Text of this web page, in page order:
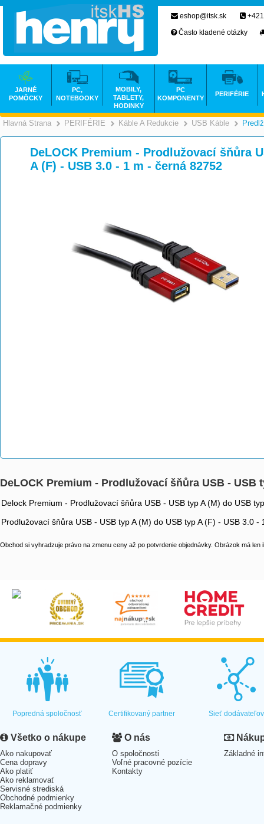
Hlavná Strana >
PERIFÉRIE >
Káble A Redukcie >
USB Káble
DeLOCK Premium - Prodlužovací šňůra
A (F) - USB 3.0 - 1 m - černá 82752
DeLOCK Premium - Prodlužovací šňůra USB - USB
Delock Premium - Prodlužovací šňůra USB - USB typ A (M) do USB
Prodlužovací šňůra USB - USB typ A (M) do USB typ A (F) - USB 3.0 -
Obchod si vyhradzuje právo na zmenu ceny až po potvrdenie objednávky. Obrázok má len
eshop@itsk.sk
Často kladené otázky
JARNÉ
POMÔCKY
PC,
NOTEBOOKY
MOBILY,
TABLETY,
HODINKY
PC
KOMPONENTY
PERIFÉRIE
Popredná spoločnosť Certifikovaný partner Sieť dodávateľov
Všetko o nákupe
Ako nakupovať
Cena dopravy
Ako platiť
Ako reklamovať
Servisné strediská
Obchodné podmienky
Reklamačné podmienky
O nás
O spoločnosti
Voľné pracovné pozície
Kontakty
Základné